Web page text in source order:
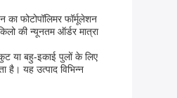
का फोटोपॉलिमर फॉर्मूलेशन
की न्यूनतम ऑर्डर मात्रा
या बहु-इकाई पुलों के लिए
है। यह उत्पाद विभिन्न